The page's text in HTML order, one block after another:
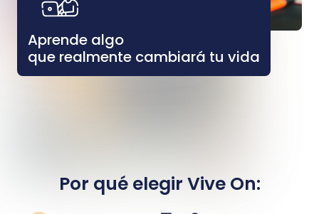
Aprende algo
que realmente cambiará tu vida
Por qué elegir Vive On: